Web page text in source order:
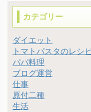
カテゴリー
ダイエット
トマトパスタのレシ
パパ料理
ブログ運営
仕事
原付二種
生活